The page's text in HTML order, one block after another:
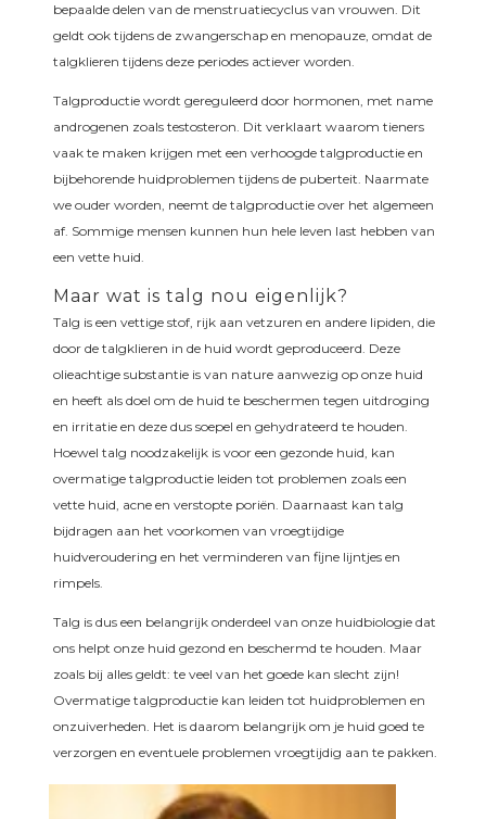
bepaalde delen van de menstruatiecyclus van vrouwen. Dit
geldt ook tijdens de zwangerschap en menopauze, omdat de
talgklieren tijdens deze periodes actiever worden.
Talgproductie wordt gereguleerd door hormonen, met name
androgenen zoals testosteron. Dit verklaart waarom tieners
vaak te maken krijgen met een verhoogde talgproductie en
bijbehorende huidproblemen tijdens de puberteit. Naarmate
we ouder worden, neemt de talgproductie over het algemeen
af. Sommige mensen kunnen hun hele leven last hebben van
een vette huid.
Maar wat is talg nou eigenlijk?
Talg is een vettige stof, rijk aan vetzuren en andere lipiden, die
door de talgklieren in de huid wordt geproduceerd. Deze
olieachtige substantie is van nature aanwezig op onze huid
en heeft als doel om de huid te beschermen tegen uitdroging
en irritatie en deze dus soepel en gehydrateerd te houden.
Hoewel talg noodzakelijk is voor een gezonde huid, kan
overmatige talgproductie leiden tot problemen zoals een
vette huid, acne en verstopte poriën. Daarnaast kan talg
bijdragen aan het voorkomen van vroegtijdige
huidveroudering en het verminderen van fijne lijntjes en
rimpels.
Talg is dus een belangrijk onderdeel van onze huidbiologie dat
ons helpt onze huid gezond en beschermd te houden. Maar
zoals bij alles geldt: te veel van het goede kan slecht zijn!
Overmatige talgproductie kan leiden tot huidproblemen en
onzuiverheden. Het is daarom belangrijk om je huid goed te
verzorgen en eventuele problemen vroegtijdig aan te pakken.